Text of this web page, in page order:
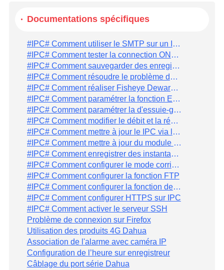
Documentations spécifiques
#IPC# Comment utiliser le SMTP sur un IPC avec Gmail
#IPC# Comment tester la connection ONVIF par ODM（onvif device manager)
#IPC# Comment sauvegarder des enregistrements et des instantanés sur un NAS
#IPC# Comment résoudre le problème du plugin IE
#IPC# Comment réaliser Fisheye Dewarping
#IPC# Comment paramétrer la fonction EPTZ
#IPC# Comment paramétrer la d'essuie-glace
#IPC# Comment modifier le débit et la résolution de la caméra par CGI
#IPC# Comment mettre à jour le IPC via le port série
#IPC# Comment mettre à jour du module 4G des IPC de la série 3241
#IPC# Comment enregistrer des instantanés programmée sur une carte SD
#IPC# Comment configurer le mode corridor
#IPC# Comment configurer la fonction FTP
#IPC# Comment configurer la fonction de comptage des personnes
#IPC# Comment configurer HTTPS sur IPC
#IPC# Comment activer le serveur SSH
Problème de connexion sur Firefox
Utilisation des produits 4G Dahua
Association de l'alarme avec caméra IP
Configuration de l’heure sur enregistreur
Câblage du port série Dahua